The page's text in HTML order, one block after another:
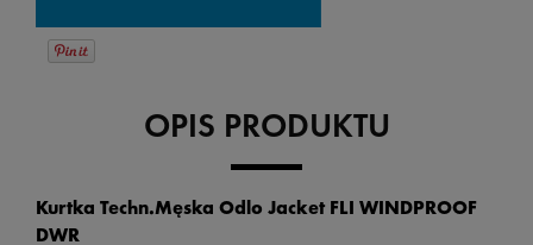
OPIS PRODUKTU
Kurtka Techn.Męska Odlo Jacket FLI WINDPROOF
DWR